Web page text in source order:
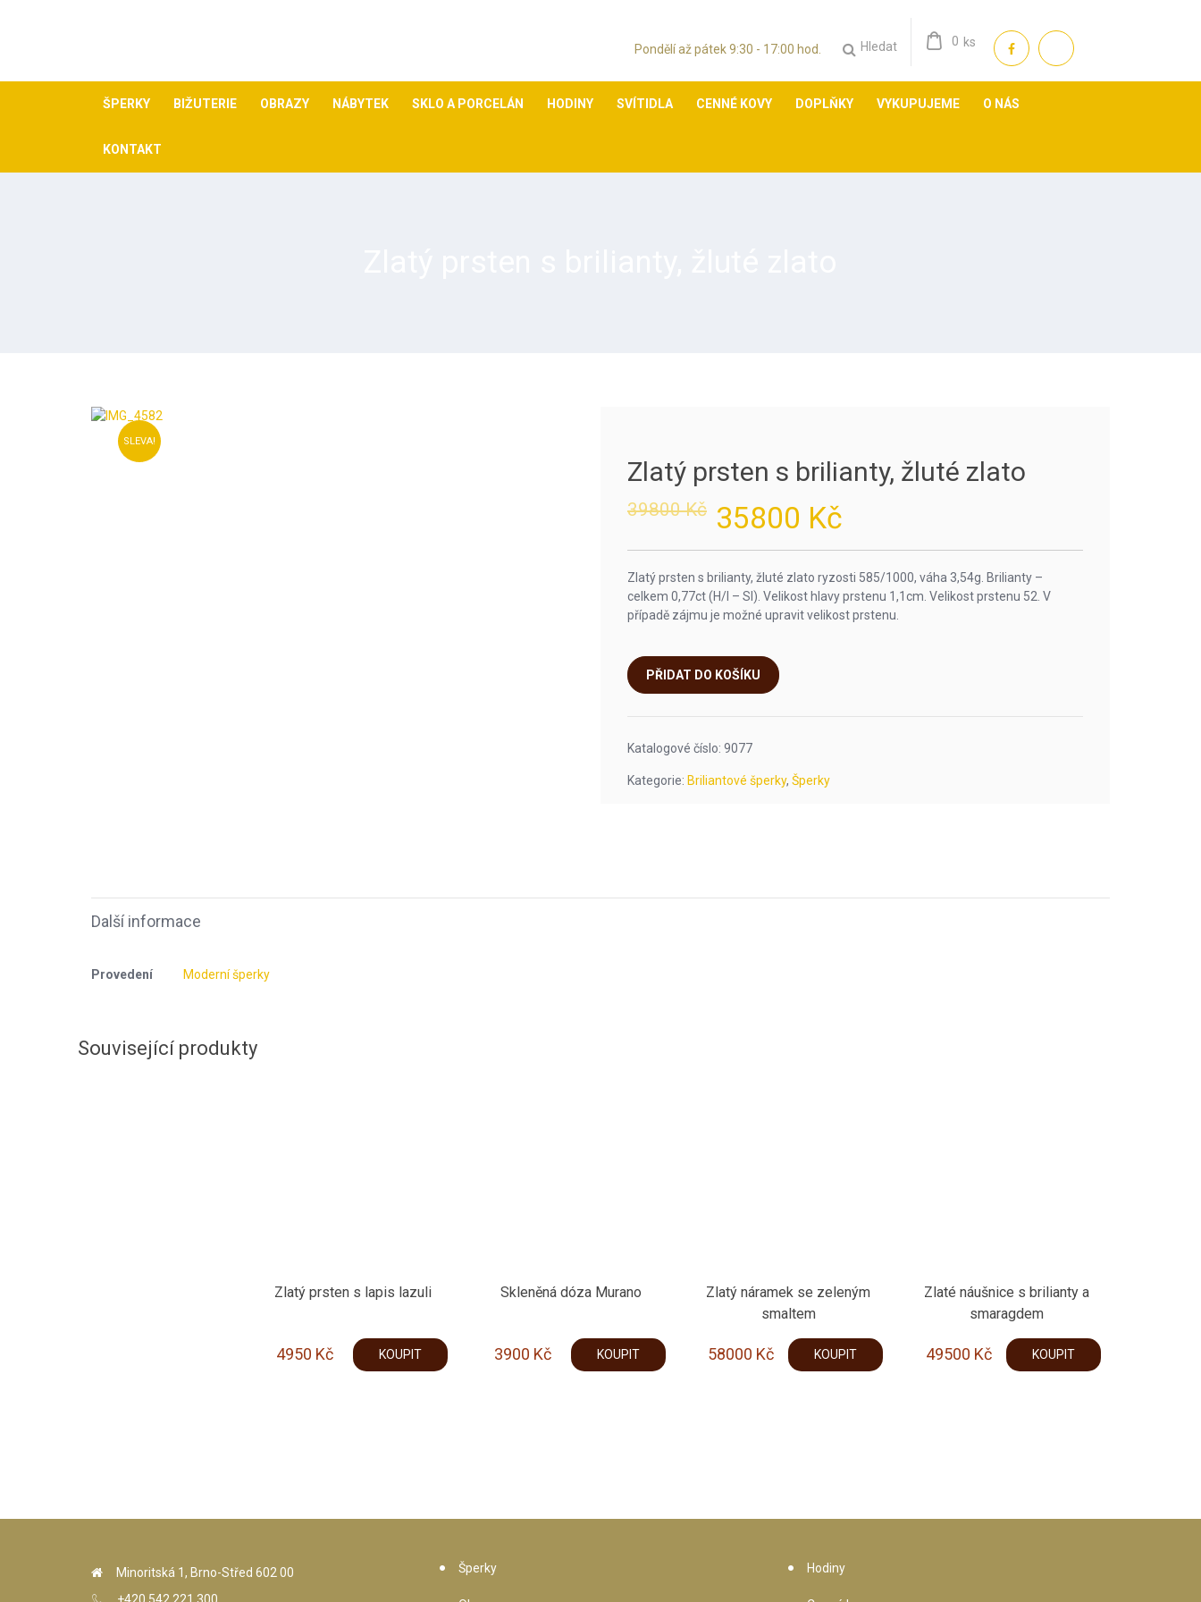
Pondělí až pátek 9:30 - 17:00 hod. Hledat 0 ks
ŠPERKY BIŽUTERIE OBRAZY NÁBYTEK SKLO A PORCELÁN HODINY SVÍTIDLA CENNÉ KOVY DOPLŇKY VYKUPUJEME O NÁS
KONTAKT
SLEVA!
Zlatý prsten s brilianty, žluté zlato
39800Kč
Original
35800 Kč
Current
Zlatý prsten s brilianty, žluté zlato ryzosti 585/1000, váha 3,54g. Brilianty –
celkem 0,77ct (H/I – SI). Velikost hlavy prstenu 1,1cm. Velikost prstenu 52. V
případě zájmu je možné upravit velikost prstenu.
PŘIDAT DO KOŠÍKU
Katalogové číslo: 9077
Kategorie: Briliantové šperky, Šperky
Další informace
Provedení Moderní šperky
Související produkty
Zlatý prsten s lapis lazuli
4950 Kč KOUPIT
Skleněná dóza Murano
3900 Kč KOUPIT
Zlatý náramek se zeleným
smaltem
58000 Kč KOUPIT
Zlaté náušnice s brilianty a
smaragdem
49500 Kč KOUPIT
Minoritská 1, Brno-Střed 602 00
+420 542 221 300
Šperky Hodiny